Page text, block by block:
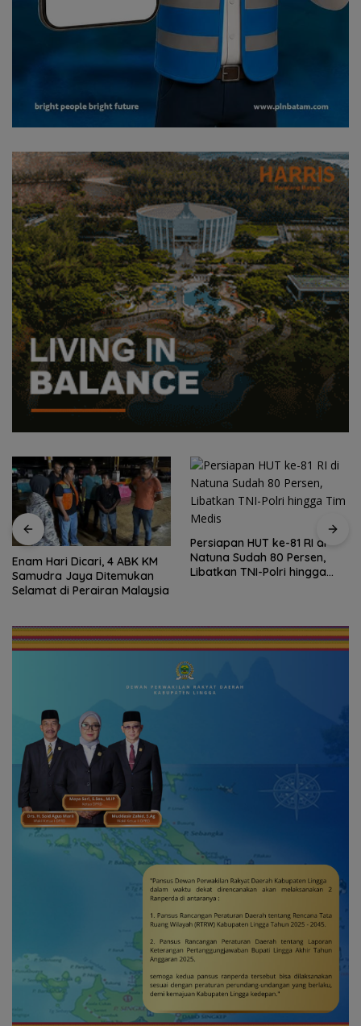
Enam Hari Dicari, 4 ABK KM
Samudra Jaya Ditemukan
Selamat di Perairan Malaysia
Persiapan HUT ke-81 RI di
Natuna Sudah 80 Persen,
Libatkan TNI-Polri hingga